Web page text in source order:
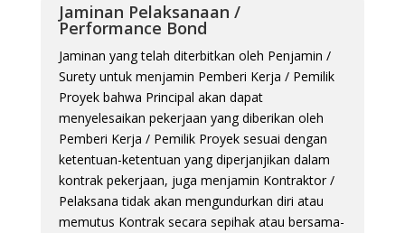
Jaminan Pelaksanaan /
Performance Bond
Jaminan yang telah diterbitkan oleh Penjamin /
Surety untuk menjamin Pemberi Kerja / Pemilik
Proyek bahwa Principal akan dapat
menyelesaikan pekerjaan yang diberikan oleh
Pemberi Kerja / Pemilik Proyek sesuai dengan
ketentuan-ketentuan yang diperjanjikan dalam
kontrak pekerjaan, juga menjamin Kontraktor /
Pelaksana tidak akan mengundurkan diri atau
memutus Kontrak secara sepihak atau bersama-